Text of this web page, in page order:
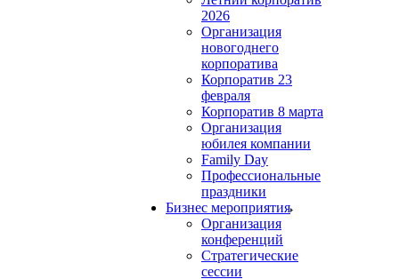
2026
Организация
новогоднего
корпоратива
Корпоратив 23
февраля
Корпоратив 8 марта
Организация
юбилея компании
Family Day
Профессиональные
праздники
Бизнес мероприятия
Организация
конференций
Стратегические
сессии